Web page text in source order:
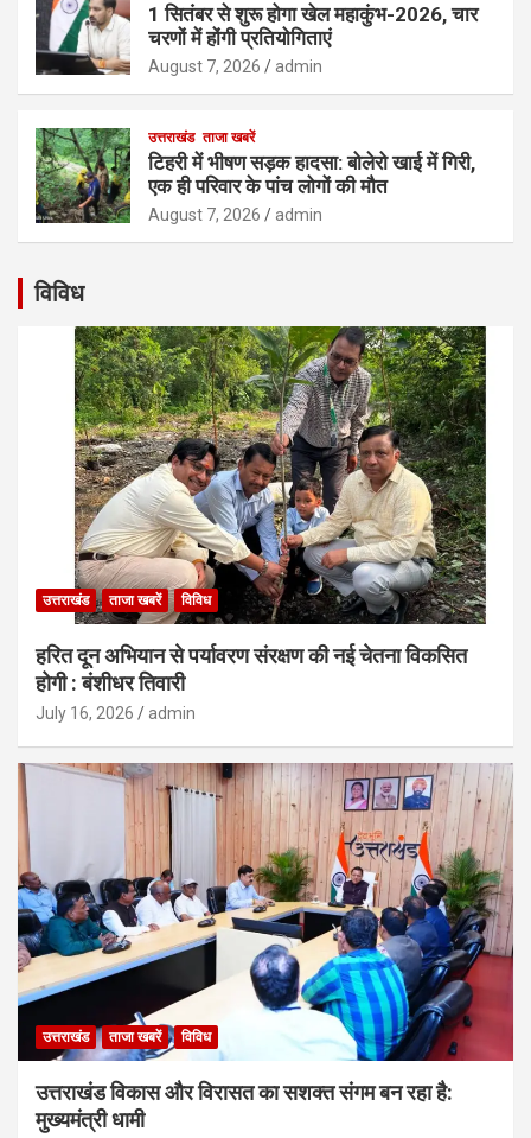
1 सितंबर से शुरू होगा खेल महाकुंभ-2026, चार
चरणों में होंगी प्रतियोगिताएं
August 7, 2026 admin
उत्तराखंड ताजा खबरें
टिहरी में भीषण सड़क हादसा: बोलेरो खाई में गिरी,
एक ही परिवार के पांच लोगों की मौत
August 7, 2026 admin
विविध
उत्तराखंड ताजा खबरें विविध
हरित दून अभियान से पर्यावरण संरक्षण की नई चेतना विकसित
होगी : बंशीधर तिवारी
July 16, 2026 admin
उत्तराखंड ताजा खबरें विविध
उत्तराखंड विकास और विरासत का सशक्त संगम बन रहा है:
मुख्यमंत्री धामी